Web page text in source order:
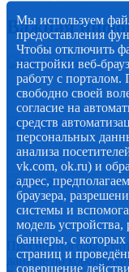
Важная
Прогноз погоды,
данные по
Мы используем
предоставления
Чтобы отключить
настройки веб-
работу с порталом.
свободно своей
согласие на
средств
персональных
анализа
vk.com, ok.ru) и
адрес,
браузера,
системы и
модель
баннеры, с
страниц и
совершение